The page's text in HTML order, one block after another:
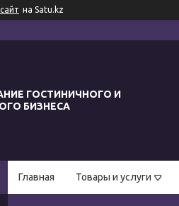
на Satu.kz
ГОСТИНИЧНОГО И
БИЗНЕСА
Главная Товары и услуги